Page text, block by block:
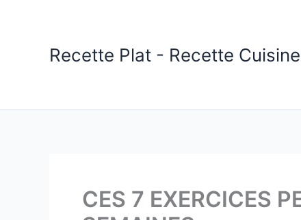
Recette Plat - Recette
CES 7 EXERCICES